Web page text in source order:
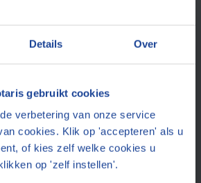
Details Over
gebruikt cookies
verbetering van onze service
cookies. Klik op 'accepteren' als u
of kies zelf welke cookies u
op 'zelf instellen'.
niet de mogelijkheid online
bij een andere notaris in de buurt
NotarisApeldoorn (< 1 km)
(176 reviews)
& Stelwagen